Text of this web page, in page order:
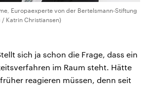
Europaexperte von der Bertelsmann-Stiftung
Katrin Christiansen)
sich ja schon die Frage, dass ein
im Raum steht. Hätte
reagieren müssen, denn seit